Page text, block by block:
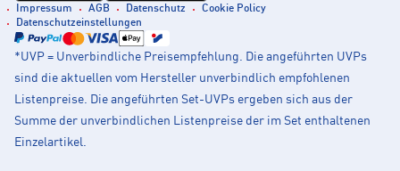
Impressum AGB Datenschutz
Cookie Policy
Datenschutzeinstellungen
*UVP = Unverbindliche Preisempfehlung. Die angeführten UVPs
sind die aktuellen vom Hersteller unverbindlich empfohlenen
Listenpreise. Die angeführten Set-UVPs ergeben sich aus der
Summe der unverbindlichen Listenpreise der im Set enthaltenen
Einzelartikel.